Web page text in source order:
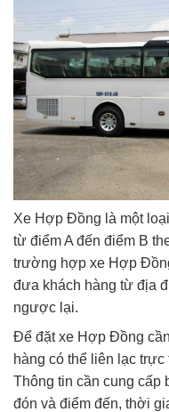
Xe Hợp Đồng là một
từ điểm A đến điểm B
trường hợp xe Hợp
đưa khách hàng từ địa
ngược lại.
Để đặt xe Hợp Đồng
hàng có thể liên lạc
Thông tin cần cung cấp
đón và điểm đến, thời